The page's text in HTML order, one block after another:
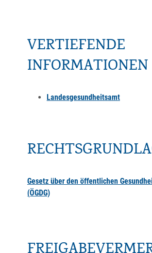
VERTIEFENDE
INFORMATIONEN
Landesgesundheitsamt
Gesetz über den öffentlichen
(ÖGDG)